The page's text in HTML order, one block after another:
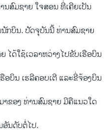
ນສົມຊາຍ ໃຈສອນ ທີ່ເຄີຍເປັນ
ກບິນ. ປັດຈຸບັນນີ້ ທ່ານສົມຊາຍ
ໄດ້ໃຊ້ເວລາຫວ່າງໄປຂັບເຮືອບິນ
ອບິນ ເຮລີຄອບເຕີ ແລະຂີ່ຈ້ອງບິນ
ຂອງ ທ່ານສົມຊາຍ ມີຄືແນວໃດ
ນດັບຕໍ່ໄປ.